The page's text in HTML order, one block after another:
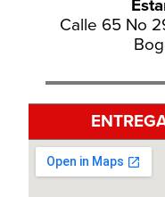
Calle 65 No